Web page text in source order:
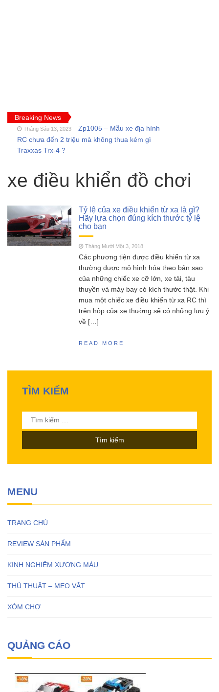
Breaking News
Tháng Sáu 13, 2023
Zp1005 – Mẫu xe địa hình
RC chưa đến 2 triệu mà không thua kém gì
Traxxas Trx-4 ?
thường gặp của tàu thuyền rc điều khiển từ xa
Feilun
FT011 có còn đáng mua khi SR65 đã quá bá
đạo?
Tháng Năm 13, 2023
SCY 16303 – Đúng nhận
sai cãi liệu có nên mua siêu phẩm xe drift
MJX Hyper go 16207 –
Siêu phẩm không đối thủ trong phân khúc 2
Đồ chơi RC HOBBY –
Chia sẻ kinh nghiệm toàn tập cho người mới
chơi mô hình điều khiển từ xa!
xe điều khiển đồ chơi
Tỷ lệ của xe điều khiển từ xa là gì?
Hãy lựa chọn đúng kích thước tỷ lệ
cho bạn
Tháng Mười Một 3, 2018
Các phương tiện được điều khiển từ xa
thường được mô hình hóa theo bản sao
của những chiếc xe cỡ lớn, xe tải, tàu
thuyền và máy bay có kích thước thật. Khi
mua một chiếc xe điều khiển từ xa RC thì
trên hộp của xe thường sẽ có những lưu ý
về […]
READ MORE
TÌM KIẾM
Tìm
kiếm
MENU
TRANG CHỦ
REVIEW SẢN PHẨM
KINH NGHIỆM XƯƠNG MÁU
THỦ THUẬT – MẸO VẶT
XÓM CHỢ
QUẢNG CÁO